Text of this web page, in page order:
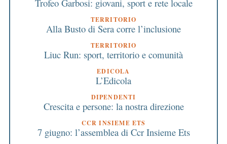
Trofeo Garbosi: giovani, sport e rete locale
TERRITORIO
Alla Busto di Sera corre l’inclusione
TERRITORIO
Liuc Run: sport, territorio e comunità
EDICOLA
L’Edicola
DIPENDENTI
Crescita e persone: la nostra direzione
CCR INSIEME ETS
7 giugno: l’assemblea di Ccr Insieme Ets